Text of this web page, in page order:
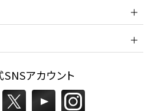
SNSアカウント